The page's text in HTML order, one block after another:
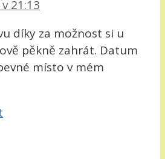
21:13
díky za možnost si u
pěkně zahrát. Datum
místo v mém